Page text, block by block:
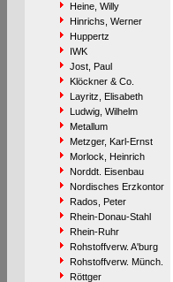
Heine, Willy
Hinrichs, Werner
Huppertz
IWK
Jost, Paul
Klöckner & Co.
Layritz, Elisabeth
Ludwig, Wilhelm
Metallum
Metzger, Karl-Ernst
Morlock, Heinrich
Norddt. Eisenbau
Nordisches Erzkontor
Rados, Peter
Rhein-Donau-Stahl
Rhein-Ruhr
Rohstoffverw. A'burg
Rohstoffverw. Münch.
Röttger